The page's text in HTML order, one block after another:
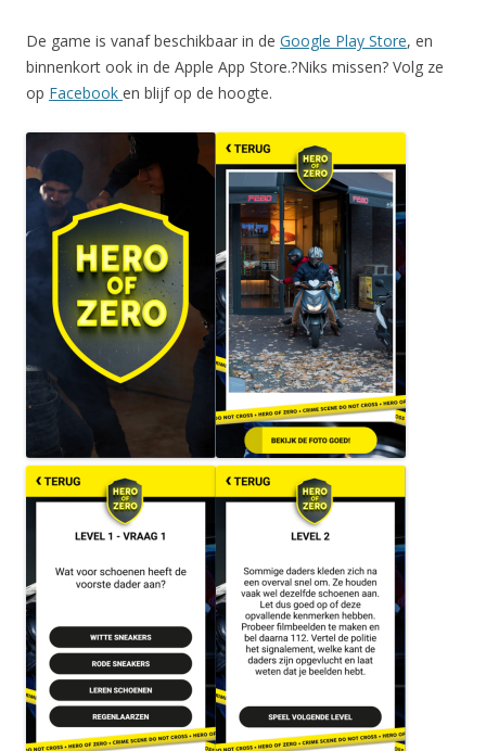
De game is vanaf beschikbaar in de Google Play Store, en
binnenkort ook in de Apple App Store.?Niks missen? Volg ze
op Facebook en blijf op de hoogte.